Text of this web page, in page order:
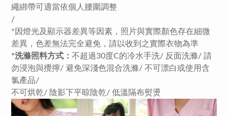
繩綁帶可適當依個人腰圍調整
/
*因燈光及顯示器差異等因素，照片與實際顏色存在細微
差異，色差無法完全避免，請以收到之實際衣物為準
*洗滌照料方式： 不超過30度C的冷水手洗/ 反面洗滌/ 請
勿浸泡與攪擰/ 避免深淺色混合洗滌/ 不可漂白或使用含
氯產品/
不可烘乾/ 陰影下平晾陰乾/ 低溫隔布熨燙